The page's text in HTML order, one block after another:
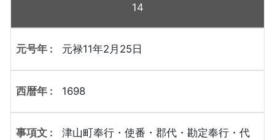
14
元禄11年2月25日
1698
津山町奉行・使番・郡代・勘定奉行・代